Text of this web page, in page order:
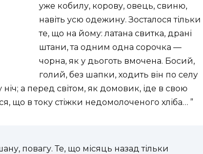
уже кобилу, корову, овець, свиню,
навіть усю одежину. Зосталося тільки
те, що на йому: латана свитка, драні
штани, та одним одна сорочка —
чорна, як у дьоготь вмочена. Босий,
голий, без шапки, ходить він по селу
а перед світом, як домовик, іде в свою
що в току стіжки недомолоченого хліба… ”
повагу. Те, що місяць назад тільки